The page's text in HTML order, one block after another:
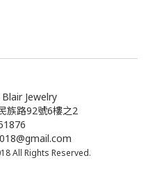
Jewelry
族路92號6樓之2
All Rights Reserved.